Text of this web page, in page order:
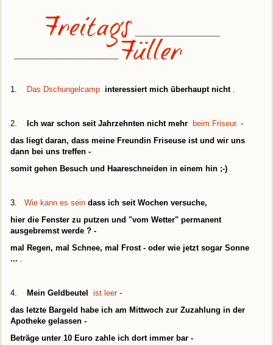
1. Das Dschungelcamp interessiert mich überhaupt nicht.
2. Ich war schon seit Jahrzehnten nicht mehr beim Friseur. -
das liegt daran, dass meine Freundin Friseuse ist und wir uns
dann bei uns treffen -
somit gehen Besuch und Haareschneiden in einem hin ;-)
3. Wie kann es sein dass ich seit Wochen versuche,
hier die Fenster zu putzen und "vom Wetter" permanent
ausgebremst werde ? -
mal Regen, mal Schnee, mal Frost - oder wie jetzt sogar Sonne
...
4. Mein Geldbeutel ist leer -
das letzte Bargeld habe ich am Mittwoch zur Zuzahlung in der
Apotheke gelassen -
Beträge unter 10 Euro zahle ich dort immer bar -